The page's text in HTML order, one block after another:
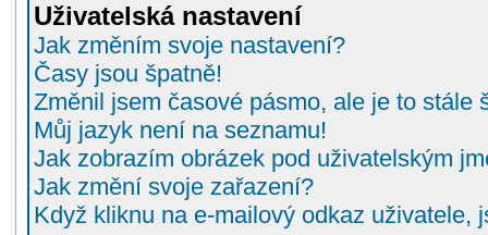
Uživatelská nastavení
Jak změním svoje nastavení?
Časy jsou špatně!
Změnil jsem časové pásmo, ale je to stále
Můj jazyk není na seznamu!
Jak zobrazím obrázek pod uživatelským
Jak změní svoje zařazení?
Když kliknu na e-mailový odkaz uživatele,